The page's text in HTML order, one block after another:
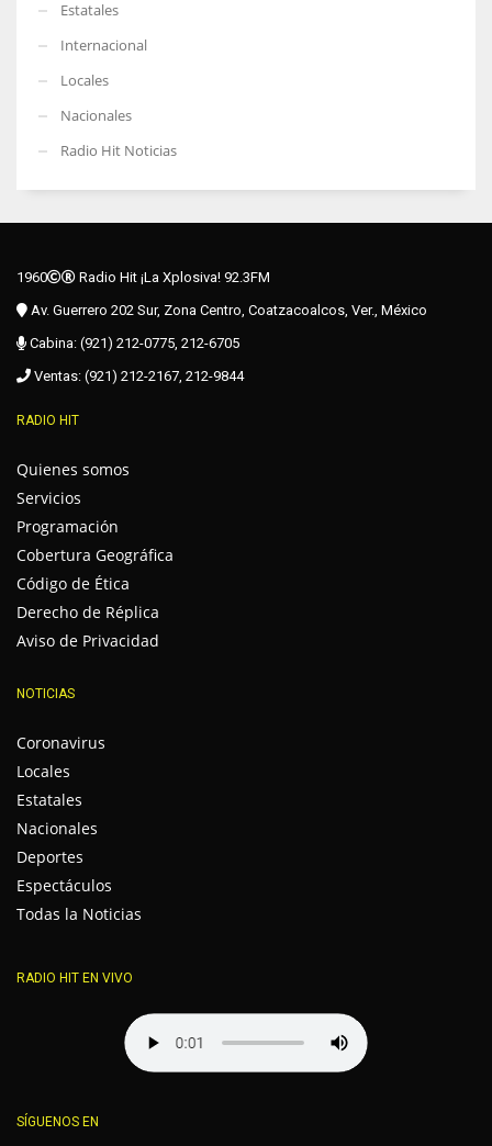
Estatales
Internacional
Locales
Nacionales
Radio Hit Noticias
1960
Radio Hit ¡La Xplosiva! 92.3FM
Av. Guerrero 202 Sur, Zona Centro, Coatzacoalcos, Ver., México
Cabina: (921) 212-0775, 212-6705
Ventas: (921) 212-2167, 212-9844
RADIO HIT
Quienes somos
Servicios
Programación
Cobertura Geográfica
Código de Ética
Derecho de Réplica
Aviso de Privacidad
NOTICIAS
Coronavirus
Locales
Estatales
Nacionales
Deportes
Espectáculos
Todas la Noticias
RADIO HIT EN VIVO
SÍGUENOS EN